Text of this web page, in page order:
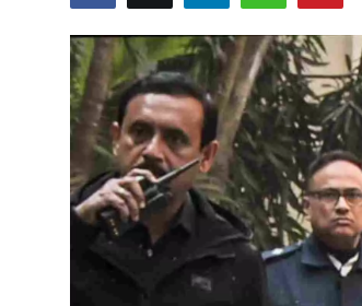
Business
Wellness
Education